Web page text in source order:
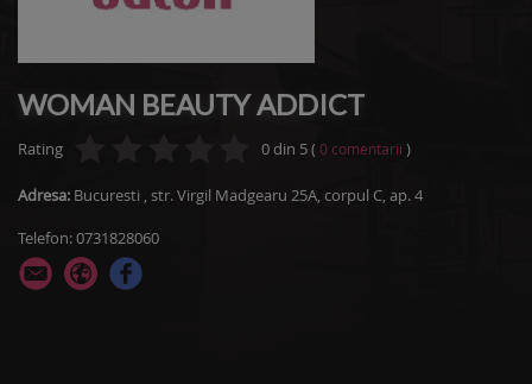
WOMAN BEAUTY ADDICT
Rating 0din 5( 0 comentarii )
Adresa: Bucuresti , str. Virgil Madgearu 25A, corpul C, ap. 4
Telefon: 0731828060